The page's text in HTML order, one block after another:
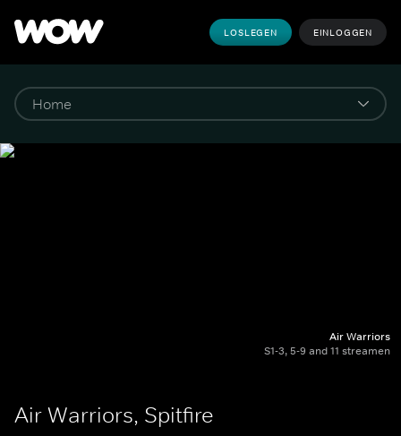
LOSLEGEN EINLOGGEN
Air Warriors
S1-3, 5-9 and 11 streamen
Air Warriors, Spitfire